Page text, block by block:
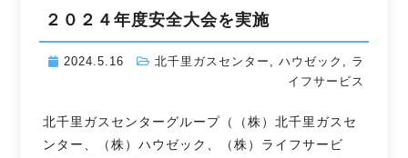
２０２４年度安全大会を実施
2024.5.16 北千里ガスセンター , ハウゼック , ラ
イフサービス
北千里ガスセンターグループ（（株）北千里ガスセ
ンター、（株）ハウゼック、（株）ライフサービ